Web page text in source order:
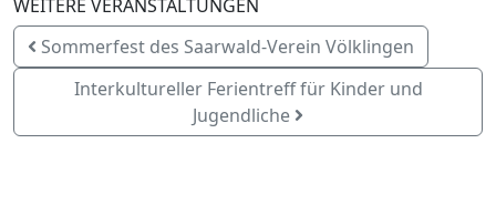
WEITERE VERANSTALTUNGEN
Sommerfest des Saarwald-Verein Völklingen
Interkultureller Ferientreff für Kinder und
Jugendliche